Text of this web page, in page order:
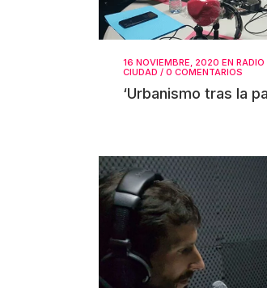
16 NOVIEMBRE, 2020 EN RADIO
CIUDAD / 0 COMENTARIOS
‘Urbanismo tras la